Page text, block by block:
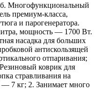
Многофункциональный
премиум-класса,
и парогенератора.
мощность — 1700 Вт.
насадка для больших
антискользящей
отпаривания;
коврик для
стравливания на
— 7 кг; 2. Занимает много